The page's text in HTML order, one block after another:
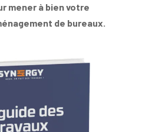
mener à bien votre
de bureaux.